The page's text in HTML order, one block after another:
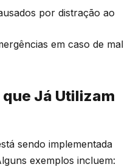
por distração ao
em caso de mal
Já Utilizam
sendo implementada
exemplos incluem: